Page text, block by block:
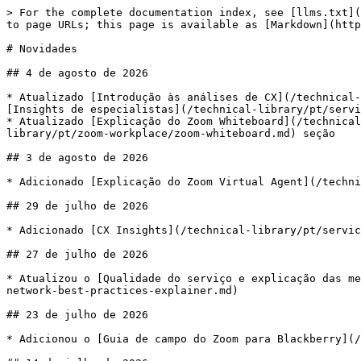
> For the complete documentation index, see [llms.txt](https://library.zoom.com/llms.txt). Markdown versions of documentation pages are available by appending `.md` to page URLs; this page is available as [Markdown](https://library.zoom.com/technical-library/pt/whats-new.md).

# Novidades

## 4 de agosto de 2026

* Atualizado [Introdução às análises de CX](/technical-library/pt/servicos-corporativos/zoom-contact-center/expert-insights/getting-started-with-cx-analytics.md) na [Insights de especialistas](/technical-library/pt/servicos-corporativos/zoom-contact-center/expert-insights.md) seção
* Atualizado [Explicação do Zoom Whiteboard](/technical-library/pt/zoom-workplace/zoom-whiteboard/zoom-whiteboard-explainer.md) na [Zoom Whiteboard](/technical-library/pt/zoom-workplace/zoom-whiteboard.md) seção

## 3 de agosto de 2026

* Adicionado [Explicação do Zoom Virtual Agent](/technical-library/pt/servicos-corporativos/zoom-virtual-agent/zoom-virtual-agent-explainer.md)

## 29 de julho de 2026

* Adicionado [CX Insights](/technical-library/pt/servicos-corporativos/zoom-contact-center/zoom-customer-experience/cx-insights.md)

## 27 de julho de 2026

* Atualizou o [Qualidade do serviço e explicação das melhores práticas de rede](/technical-library/pt/area-do-administrador/network-management/quality-of-service-and-network-best-practices-explainer.md)

## 23 de julho de 2026

* Adicionou o [Guia de campo do Zoom para Blackberry](/technical-library/pt/servicos-empresariais-avancados/device-management/zoom-for-blackberry-field-guide.md)

## 14 de julho de 2026

* Atualizou o [Guia de campo de administração delegada para Parceiros/parceiros](/technical-library/pt/area-do-administrador/account-and-endpoint-management/delegated-administration-for-partners-field-guide.md)

## 30 de junho de 2026

* Atualizado [Ferramentas de Gestão de Desempenho](/technical-library/pt/servicos-corporativos/zoom-quality-management/quality-management-explainer/performance-management-tools.md) e [Percepções](/technical-library/pt/servicos-corporativos/zoom-quality-management/quality-management-explainer/insights.md) na [Explicação sobre Gestão de Qualidade](/technical-library/pt/servicos-corporativos/zoom-quality-management/quality-management-explainer.md)

## 24 de junho de 2026

* Atualizou o [Resolução de Configurações](/technical-library/pt/area-do-administrador/account-and-endpoint-management/new-groups-and-settings-management-experience-explainer/settings-resolution.md) página da [Explicação da nova experiência de gerenciamento de grupos e Configurações](/technical-library/pt/area-do-administrador/account-and-endpoint-management/new-groups-and-settings-management-experience-explainer.md).
* Atualizou o [Conectando Zoom Rooms e/ou salas de conferência de terceiros](/technical-library/pt/area-do-administrador/third-party-integrations/microsoft-365-calendaring-field-guide/connecting-zoom-rooms-and-or-third-party-conference-rooms-with-your-microsoft-365-calendars.md) página da [Guia de campo do calendário do Microsoft 365](/technical-library/pt/area-do-administrador/third-party-integrations/microsoft-365-calendaring-field-guide.md).
* Atualizou o [Visão geral do calendário do Zoom](/technical-library/pt/area-do-administrador/third-party-integrations/zoom-